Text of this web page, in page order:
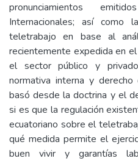
pronunciamientos
Internacionales; así como
teletrabajo en base al
recientemente expedida en
el sector público y
normativa interna y
basó desde la doctrina y el
si es que la regulación
ecuatoriano sobre el
qué medida permite el
buen vivir y garantías